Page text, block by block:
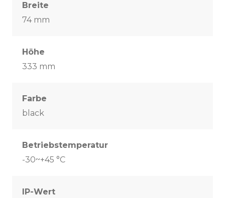
Breite
74 mm
Höhe
333 mm
Farbe
black
Betriebstemperatur
-30~+45 °C
IP-Wert